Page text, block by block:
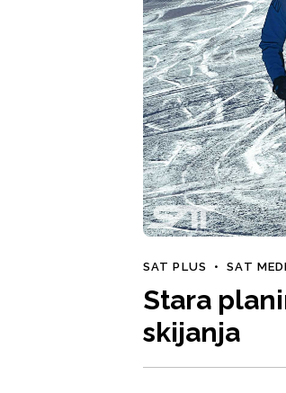
SAT PLUS • SAT
Stara
skijanja